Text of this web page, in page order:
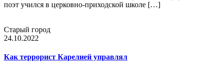
поэт учился в церковно-приходской школе […]
Старый город
24.10.2022
Как террорист Карелией управлял